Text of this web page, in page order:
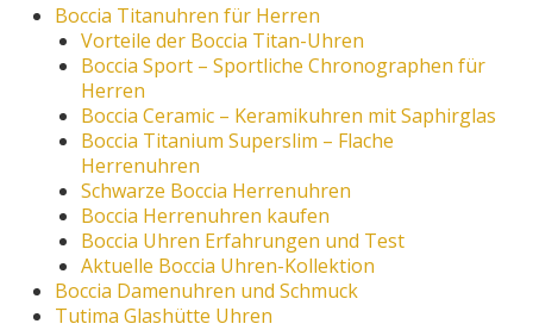
Boccia Titanuhren für Herren
Vorteile der Boccia Titan-Uhren
Boccia Sport – Sportliche Chronographen für
Herren
Boccia Ceramic – Keramikuhren mit Saphirglas
Boccia Titanium Superslim – Flache
Herrenuhren
Schwarze Boccia Herrenuhren
Boccia Herrenuhren kaufen
Boccia Uhren Erfahrungen und Test
Aktuelle Boccia Uhren-Kollektion
Boccia Damenuhren und Schmuck
Tutima Glashütte Uhren